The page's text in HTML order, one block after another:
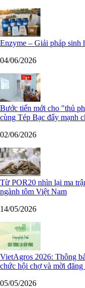
Enzyme – Giải pháp sinh
04/06/2026
Bước tiến mới cho "thủ
cùng Tép Bạc đẩy mạnh
02/06/2026
Từ POR20 nhìn lại ma
ngành tôm Việt Nam
14/05/2026
VietAgros 2026: Thông
chức hội chợ và mời
05/05/2026